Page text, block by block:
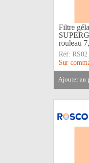
Filtre
rouleau
Réf: RS02
Sur
ajouter au